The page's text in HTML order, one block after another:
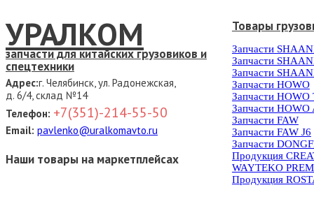
УРАЛКОМ
запчасти для китайских грузовиков и
спецтехники
Адрес:г. Челябинск, ул. Радонежская,
д. 6/4, склад №14
Телефон: +7(351)-214-55-50
Email: pavlenko@uralkomavto.ru
Наши товары на маркетплейсах
Товары
Запчасти
Запчасти
Запчасти
Запчасти HOWO
Запчасти HOWO
Запчасти HOWO
Запчасти FAW
Запчасти FAW J6
Запчасти
Продукция
WAYTEKO
Продукция